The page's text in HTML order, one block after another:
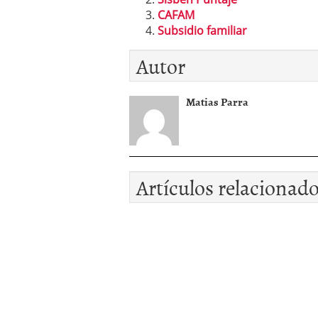
CAFAM
Subsidio familiar
Autor
Matias Parra
Artículos